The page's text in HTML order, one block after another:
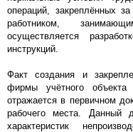
операций, закреплённых
работником,
осуществляется
инструкций.
Факт создания и
фирмы учётного объекта
отражается в первичном
рабочего места. Данный
характеристик